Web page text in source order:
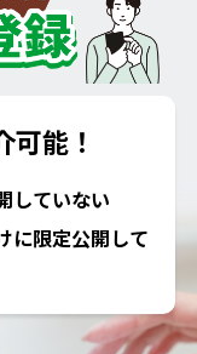
可能！
していない
に限定公開して